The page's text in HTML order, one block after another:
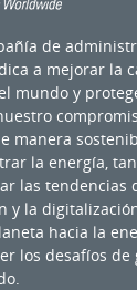
de
a mejorar la
mundo y
manera
la energía,
las tendencias
y la
hacia la
los desafíos